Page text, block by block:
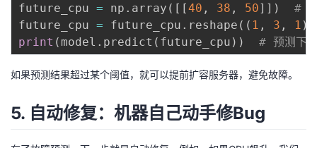
future_cpu = np . array ( [ [40 , 38 , 50] ] )
#
future_cpu = future_cpu . reshape ( ( 1 , 3 , 1 )
print ( model . predict ( future_cpu ) ) # 预测下
如果预测结果超过某个阈值，就可以提前扩容服务器，避免故障。
5. 自动修复：机器自己动手修Bug